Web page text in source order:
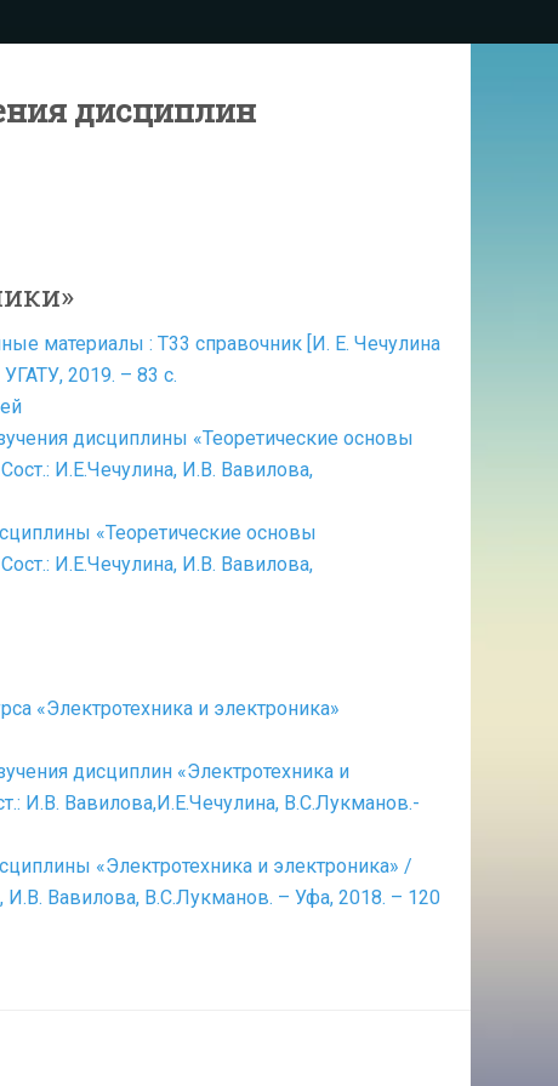
дисциплин
материалы : Т33 справочник [И. Е. Чечулина
2019. – 83 с.
дисциплины «Теоретические основы
И.Е.Чечулина, И.В. Вавилова,
«Теоретические основы
И.Е.Чечулина, И.В. Вавилова,
«Электротехника и электроника»
дисциплин «Электротехника и
И.В. Вавилова,И.Е.Чечулина, В.С.Лукманов.-
«Электротехника и электроника» /
И.В. Вавилова, В.С.Лукманов. – Уфа, 2018. – 120